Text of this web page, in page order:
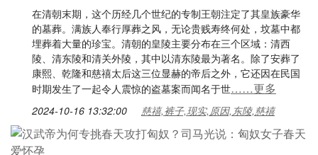
在清朝末期，这个历经几个世纪的专制王朝注定了其皇族豪华
的墓葬。满族人奉行厚葬之风，无论贵贱寿终何处，坟墓中都
埋葬着大量的珍宝。清朝的皇陵主要分布在三个区域：清西
陵、清东陵和清关外陵，其中以清东陵最为著名。除了安葬了
康熙、乾隆和慈禧太后这三位显赫的帝后之外，它还因在民国
时期发生了一起令人震惊的盗墓案而闻名于世……更多
2024-10-16 13:32:00 慈禧,裤子,现实,原因,东陵,慈禧